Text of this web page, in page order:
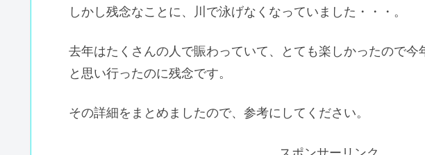
しかし残念なことに、川で泳げなくなっていました・・・。
去年はたくさんの人で賑わっていて、とても楽しかったので今
と思い行ったのに残念です。
その詳細をまとめましたので、参考にしてください。